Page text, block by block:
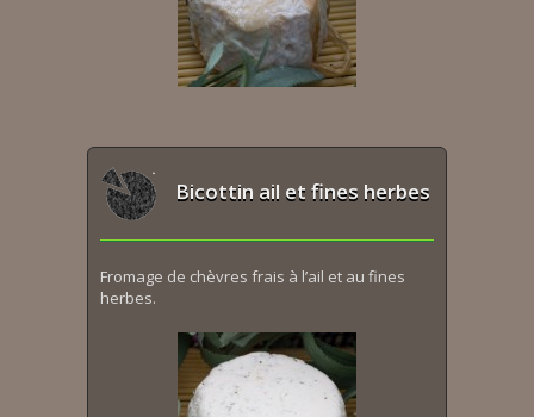
Bicottin ail et fines herbes
Fromage de chèvres frais à l’ail et au fines
herbes.